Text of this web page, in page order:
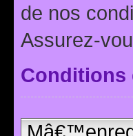
de nos
Assurez-